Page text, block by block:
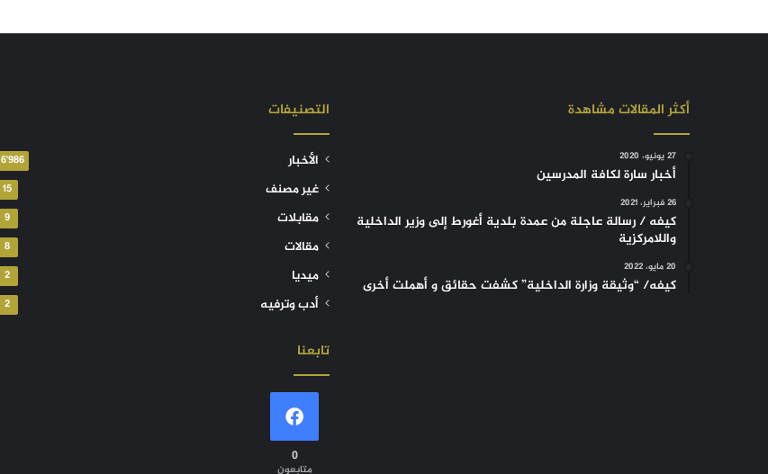
أكثر المقالات مشاهدة
27 يونيو، 2020
أخبار سارة لكافة المدرسين
26 فبراير، 2021
كيفه / رسالة عاجلة من عمدة بلدية أغورط إلى وزير الداخلية
واللامركزية
20 مايو، 2022
كيفه/ “وثيقة وزارة الداخلية” كشفت حقائق و أهملت أخرى
التصنيفات
الأخبار 6٬986
غير مصنف 15
مقابلات 9
مقالات 8
ميديا 2
أدب وترفيه 2
تابعنا
0
متابعون